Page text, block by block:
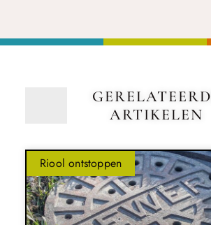
ARTIKELEN
Riool ontstoppen